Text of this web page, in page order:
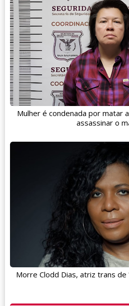
Mulher é condenada por matar
assassinar o
Morre Clodd Dias, atriz trans